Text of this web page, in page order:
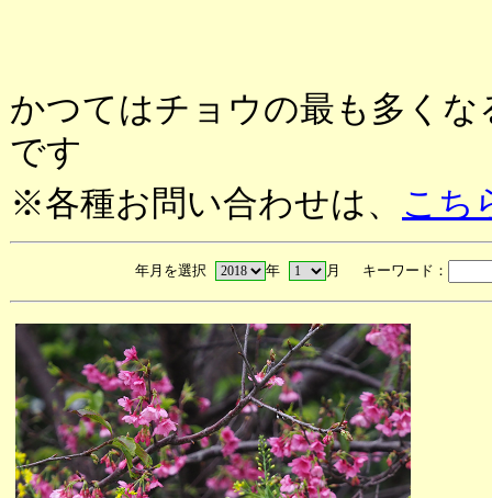
かつてはチョウの最も多く
です
※各種お問い合わせは、 こち
年月を選択 年 月 キーワード：